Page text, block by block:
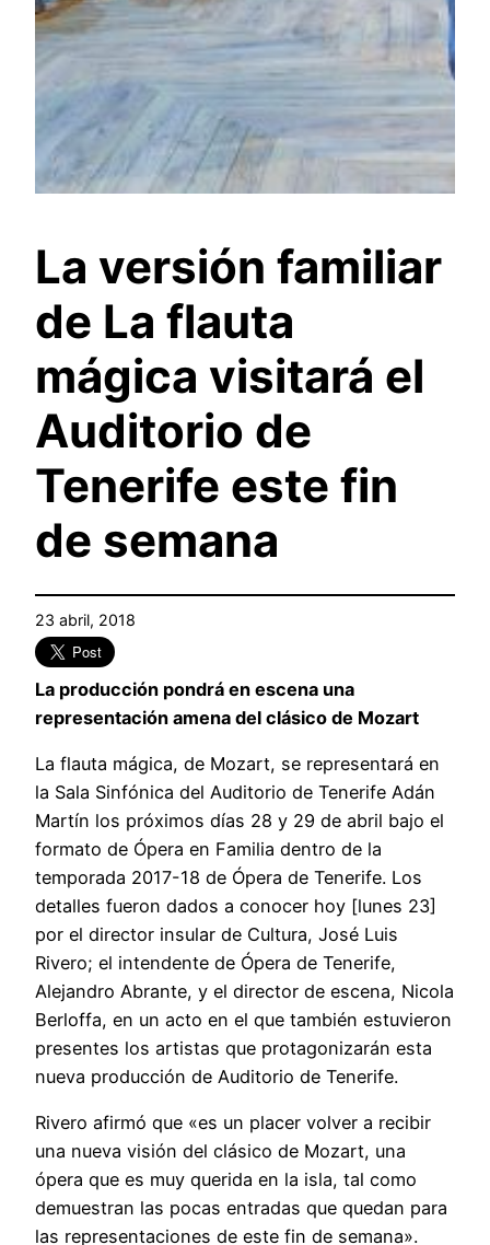
La versión familiar
de La flauta
mágica visitará el
Auditorio de
Tenerife este fin
de semana
23 abril, 2018
La producción pondrá en escena una
representación amena del clásico de Mozart
La flauta mágica, de Mozart, se representará en
la Sala Sinfónica del Auditorio de Tenerife Adán
Martín los próximos días 28 y 29 de abril bajo el
formato de Ópera en Familia dentro de la
temporada 2017-18 de Ópera de Tenerife. Los
detalles fueron dados a conocer hoy [lunes 23]
por el director insular de Cultura, José Luis
Rivero; el intendente de Ópera de Tenerife,
Alejandro Abrante, y el director de escena, Nicola
Berloffa, en un acto en el que también estuvieron
presentes los artistas que protagonizarán esta
nueva producción de Auditorio de Tenerife.
Rivero afirmó que «es un placer volver a recibir
una nueva visión del clásico de Mozart, una
ópera que es muy querida en la isla, tal como
demuestran las pocas entradas que quedan para
las representaciones de este fin de semana».